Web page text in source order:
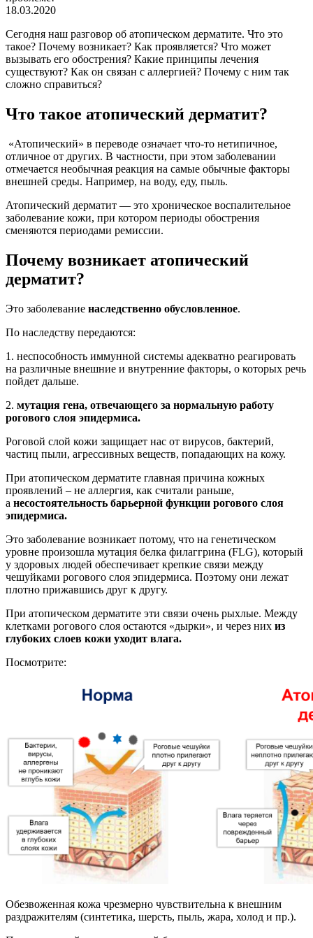
18.03.2020
Сегодня наш разговор об атопическом дерматите. Что это
такое? Почему возникает? Как проявляется? Что может
вызывать его обострения? Какие принципы лечения
существуют? Как он связан с аллергией? Почему с ним так
сложно справиться?
Что такое атопический дерматит?
«Атопический» в переводе означает что-то нетипичное,
отличное от других. В частности, при этом заболевании
отмечается необычная реакция на самые обычные факторы
внешней среды. Например, на воду, еду, пыль.
Атопический дерматит — это хроническое воспалительное
заболевание кожи, при котором периоды обострения
сменяются периодами ремиссии.
Почему возникает атопический
дерматит?
Это заболевание наследственно обусловленное.
По наследству передаются:
1. неспособность иммунной системы адекватно реагировать
на различные внешние и внутренние факторы, о которых речь
пойдет дальше.
2. мутация гена, отвечающего за нормальную работу
рогового слоя эпидермиса.
Роговой слой кожи защищает нас от вирусов, бактерий,
частиц пыли, агрессивных веществ, попадающих на кожу.
При атопическом дерматите главная причина кожных
проявлений – не аллергия, как считали раньше,
а несостоятельность барьерной функции рогового слоя
эпидермиса.
Это заболевание возникает потому, что на генетическом
уровне произошла мутация белка филаггрина (FLG), который
у здоровых людей обеспечивает крепкие связи между
чешуйками рогового слоя эпидермиса. Поэтому они лежат
плотно прижавшись друг к другу.
При атопическом дерматите эти связи очень рыхлые. Между
клетками рогового слоя остаются «дырки», и через них из
глубоких слоев кожи уходит влага.
Посмотрите:
Обезвоженная кожа чрезмерно чувствительна к внешним
раздражителям (синтетика, шерсть, пыль, жара, холод и пр.).